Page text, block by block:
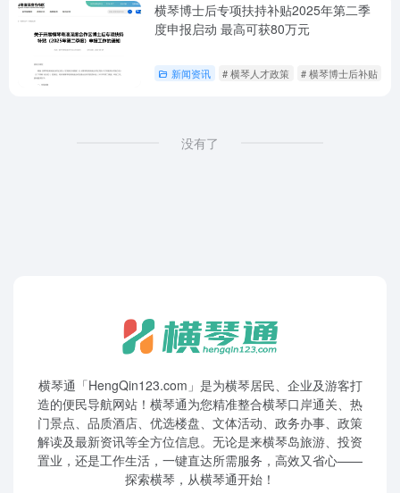
横琴博士后专项扶持补贴2025年第二季
度申报启动 最高可获80万元
新闻资讯 # 横琴人才政策 # 横琴博士后补贴
没有了
横琴通「HengQin123.com」是为横琴居民、企业及游客打
造的便民导航网站！横琴通为您精准整合横琴口岸通关、热
门景点、品质酒店、优选楼盘、文体活动、政务办事、政策
解读及最新资讯等全方位信息。无论是来横琴岛旅游、投资
置业，还是工作生活，一键直达所需服务，高效又省心——
探索横琴，从横琴通开始！